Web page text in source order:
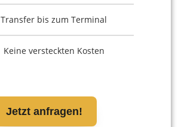
Transfer bis zum Terminal
Keine versteckten Kosten
Jetzt anfragen!